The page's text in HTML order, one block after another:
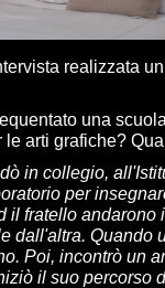
realizzata
una
arti grafiche?
in collegio,
per
il fratello
dall'altra. Quando
Poi, incontrò un
il suo percorso